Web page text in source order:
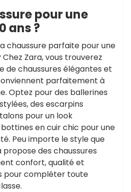
pour une
ans ?
chaussure parfaite pour une
Zara, vous trouverez
de chaussures élégantes et
parfaitement à
Optez pour des ballerines
des escarpins
pour un look
en cuir chic pour une
Peu importe le style que
des chaussures
confort, qualité et
pour compléter toute